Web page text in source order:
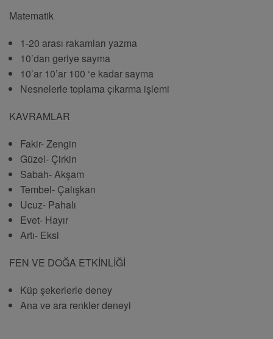
Matematik
1-20 arası rakamları yazma
10’dan geriye sayma
10’ar 10’ar 100 ‘e kadar sayma
Nesnelerle toplama çıkarma işlemi
KAVRAMLAR
Fakir- Zengin
Güzel- Çirkin
Sabah- Akşam
Tembel- Çalışkan
Ucuz- Pahalı
Evet- Hayır
Artı- Eksi
FEN VE DOĞA ETKİNLİĞİ
Küp şekerlerle deney
Ana ve ara renkler deneyi